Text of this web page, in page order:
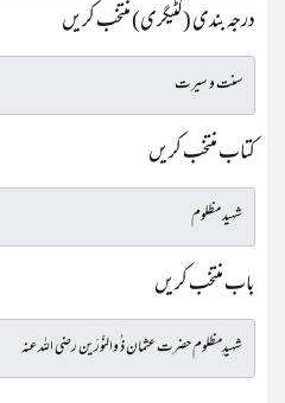
درجہ بندی (کٹیگری) منتخب کریں
کتاب منتخب کریں
باب منتخب کریں